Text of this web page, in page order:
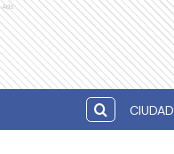
Ads
CIUDAD